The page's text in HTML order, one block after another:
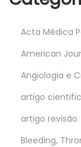
Acta Médica
American
Angiologia e
artigo
artigo revisão
Bleeding,